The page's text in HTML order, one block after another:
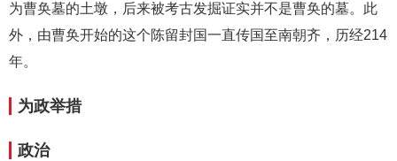
为曹奂墓的土墩，后来被考古发掘证实并不是曹奂的墓。此
外，由曹奂开始的这个陈留封国一直传国至南朝齐，历经214
年。
为政举措
政治